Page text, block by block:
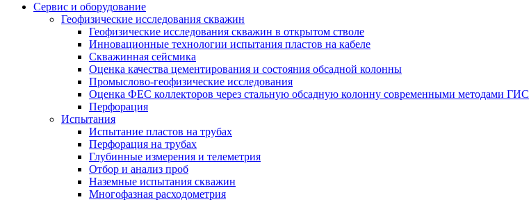
Сервис и оборудование
Геофизические исследования скважин
Геофизические исследования скважин в открытом стволе
Инновационные технологии испытания пластов на кабеле
Скважинная сейсмика
Оценка качества цементирования и состояния обсадной колонны
Промыслово-геофизические исследования
Оценка ФЕС коллекторов через стальную обсадную колонну современными методами ГИС
Перфорация
Испытания
Испытание пластов на трубах
Перфорация на трубах
Глубинные измерения и телеметрия
Отбор и анализ проб
Наземные испытания скважин
Многофазная расходометрия